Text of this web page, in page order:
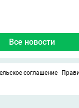
Все новости
соглашение